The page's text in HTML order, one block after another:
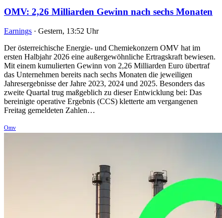
OMV: 2,26 Milliarden Gewinn nach sechs Monaten
Earnings · Gestern, 13:52 Uhr
Der österreichische Energie- und Chemiekonzern OMV hat im
ersten Halbjahr 2026 eine außergewöhnliche Ertragskraft bewiesen.
Mit einem kumulierten Gewinn von 2,26 Milliarden Euro übertraf
das Unternehmen bereits nach sechs Monaten die jeweiligen
Jahresergebnisse der Jahre 2023, 2024 und 2025. Besonders das
zweite Quartal trug maßgeblich zu dieser Entwicklung bei: Das
bereinigte operative Ergebnis (CCS) kletterte am vergangenen
Freitag gemeldeten Zahlen…
Omv